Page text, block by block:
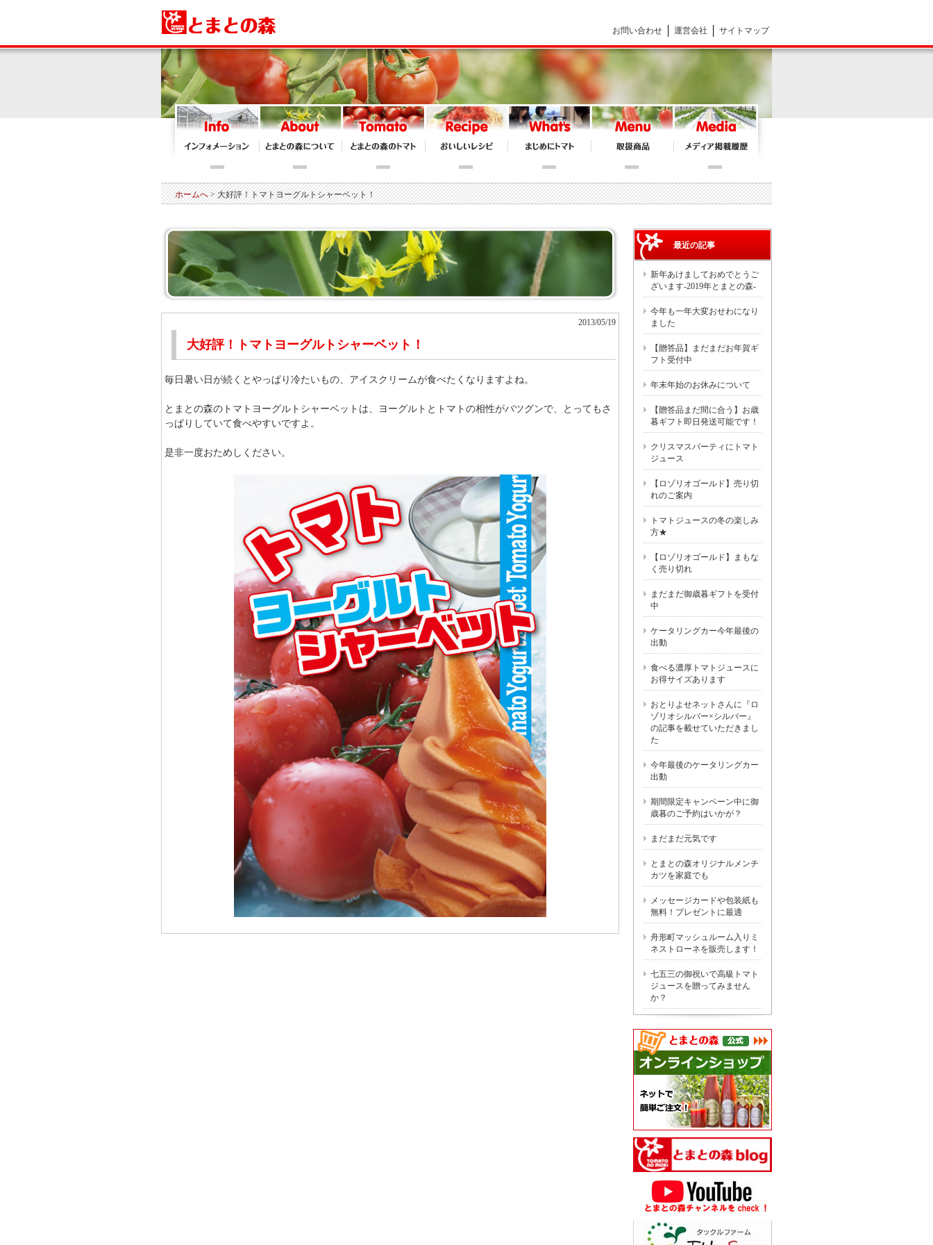
お問い合わせ 運営会社 サイトマップ
ホームへ> 大好評！トマトヨーグルトシャーベット！
2013/05/19
大好評！トマトヨーグルトシャーベット！
毎日暑い日が続くとやっぱり冷たいもの、アイスクリームが食べたくなりますよね。
とまとの森のトマトヨーグルトシャーベットは、ヨーグルトとトマトの相性がバツグンで、とってもさ
っぱりしていて食べやすいですよ。
是非一度おためしください。
最近の記事
新年あけましておめでとうご
ざいます-2019年とまとの森-
今年も一年大変おせわになり
ました
【贈答品】まだまだお年賀ギ
フト受付中
年末年始のお休みについて
【贈答品まだ間に合う】お歳
暮ギフト即日発送可能です！
クリスマスパーティにトマト
ジュース
【ロゾリオゴールド】売り切
れのご案内
トマトジュースの冬の楽しみ
方★
【ロゾリオゴールド】まもな
く売り切れ
まだまだ御歳暮ギフトを受付
中
ケータリングカー今年最後の
出動
食べる濃厚トマトジュースに
お得サイズあります
おとりよせネットさんに『ロ
ゾリオシルバー×シルバー』
の記事を載せていただきまし
た
今年最後のケータリングカー
出動
期間限定キャンペーン中に御
歳暮のご予約はいかが？
まだまだ元気です
とまとの森オリジナルメンチ
カツを家庭でも
メッセージカードや包装紙も
無料！プレゼントに最適
舟形町マッシュルーム入りミ
ネストローネを販売します！
七五三の御祝いで高級トマト
ジュースを贈ってみません
か？